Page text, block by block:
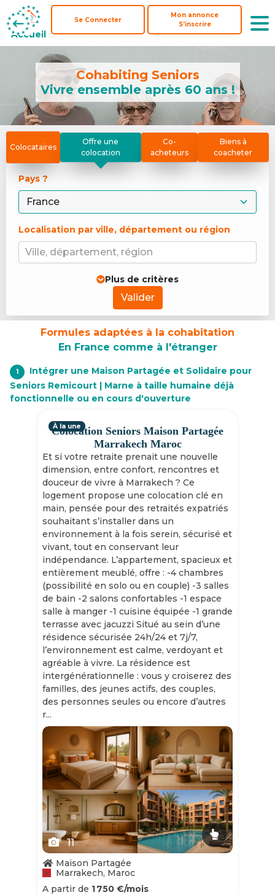
Accueil
Se Connecter
Mon annonce
S'inscrire
Accueil
Se Connecter
Mon annonce
S'inscrire
Cohabiting Seniors
Vivre ensemble après 60 ans !
Colocataires
Offre une
colocation
Co-
acheteurs
Biens à
coacheter
Pays ?
Localisation par ville, département ou région
Ville, département, région
Plus de critères
Valider
Formules adaptées à la cohabitation
En France comme à l'étranger
1
Intégrer une Maison Partagée et Solidaire pour
Seniors Remicourt | Marne à taille humaine déjà
fonctionnelle ou en cours d'ouverture
Colocation Seniors Maison Partagée
Marrakech Maroc
Et si votre retraite prenait une nouvelle
dimension, entre confort, rencontres et
douceur de vivre à Marrakech ? Ce
logement propose une colocation clé en
main, pensée pour des retraités expatriés
souhaitant s’installer dans un
environnement à la fois serein, sécurisé et
vivant, tout en conservant leur
indépendance. L’appartement, spacieux et
entièrement meublé, offre : -4 chambres
(possibilité en solo ou en couple) -3 salles
de bain -2 salons confortables -1 espace
salle à manger -1 cuisine équipée -1 grande
terrasse avec jacuzzi Situé au sein d’une
résidence sécurisée 24h/24 et 7j/7,
l’environnement est calme, verdoyant et
agréable à vivre. La résidence est
intergénérationnelle : vous y croiserez des
familles, des jeunes actifs, des couples,
des personnes seules ou encore d’autres
r...
À la une
Slide 1 of 11
11
Maison Partagée
Marrakech, Maroc
A partir de 1 750 €/mois